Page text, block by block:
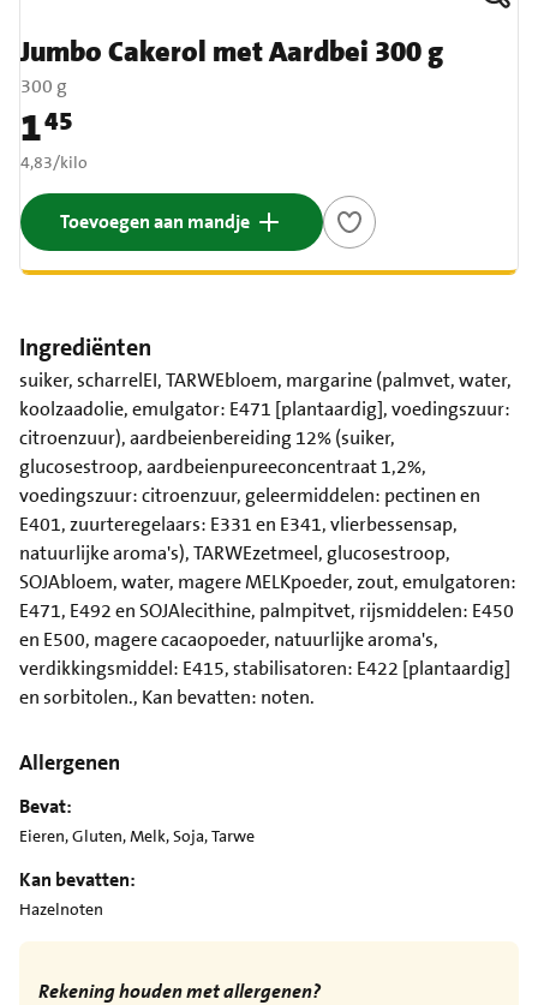
Jumbo Cakerol met Aardbei 300 g
300 g
Prijs: € 1,45
145
€ 4,83 per kilo
4,83/kilo
Toevoegen aan mandje
Ingrediënten
suiker, scharrelEI, TARWEbloem, margarine (palmvet, water,
koolzaadolie, emulgator: E471 [plantaardig], voedingszuur:
citroenzuur), aardbeienbereiding 12% (suiker,
glucosestroop, aardbeienpureeconcentraat 1,2%,
voedingszuur: citroenzuur, geleermiddelen: pectinen en
E401, zuurteregelaars: E331 en E341, vlierbessensap,
natuurlijke aroma's), TARWEzetmeel, glucosestroop,
SOJAbloem, water, magere MELKpoeder, zout, emulgatoren:
E471, E492 en SOJAlecithine, palmpitvet, rijsmiddelen: E450
en E500, magere cacaopoeder, natuurlijke aroma's,
verdikkingsmiddel: E415, stabilisatoren: E422 [plantaardig]
en sorbitolen., Kan bevatten: noten.
Allergenen
Bevat:
Eieren, Gluten, Melk, Soja, Tarwe
Kan bevatten:
Hazelnoten
Rekening houden met allergenen?